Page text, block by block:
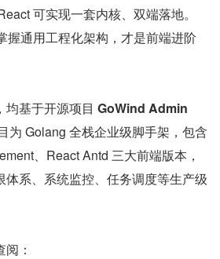
可实现一套内核、双端落地。
握通用工程化架构，才是前端进阶
基于开源项目 GoWind Admin
为 Golang 全栈企业级脚手架，包含
、React Antd 三大前端版本，
体系、系统监控、任务调度等生产级
：